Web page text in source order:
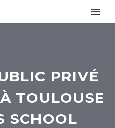
PRIVÉ
TOULOUSE
SCHOOL